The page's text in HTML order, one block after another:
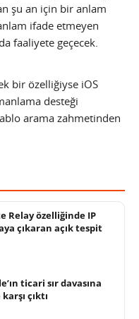
şu an için bir anlam
ifade etmeyen
faaliyete geçecek.
bir özelliğiyse iOS
desteği
arama zahmetinden
Relay özelliğinde IP
çıkaran açık tespit
ticari sır davasına
çıktı